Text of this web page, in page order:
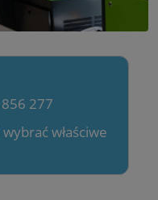
277
właściwe